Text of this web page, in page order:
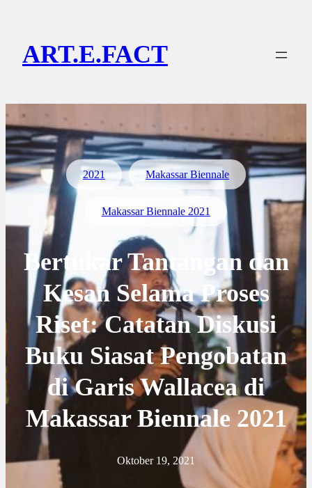
kontenART.E.FACT
2021 Makassar Biennale
Makassar Biennale 2021
Bertukar Tantangan dan
Kesan Selama Proses
Riset: Catatan Diskusi
Buku Siasat Pengobatan
di Garis Wallacea di
Makassar Biennale 2021
Oktober 19, 2021